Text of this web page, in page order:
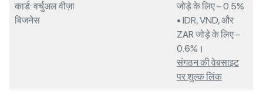
कार्ड: वर्चुअल वीज़ा
बिजनेस
जोड़े के लिए – 0.5%
• IDR, VND, और
ZAR जोड़े के लिए –
0.6%।
संगठन की वेबसाइट
पर शुल्क लिंक